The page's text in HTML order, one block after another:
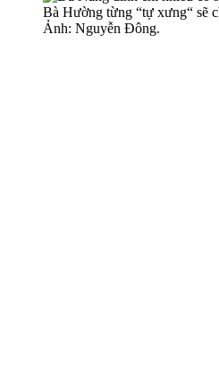
Bà Hường từng “tự xưng“ sẽ
Ảnh: Nguyễn Đông.